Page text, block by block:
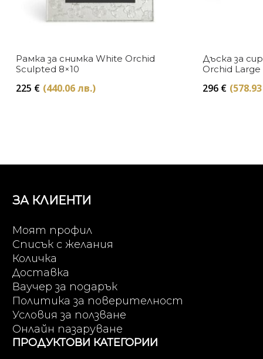
Рамка за снимка White Orchid
Sculpted 8×10
225 € (440.06 лв.)
Дъска за
Orchid
296 €
ЗА КЛИЕНТИ
Моят профил
Списък с желания
Количка
Доставка
Ваучер за подарък
Политика за поверителност
Условия за ползване
Онлайн пазаруване
ПРОДУКТОВИ КАТЕГОРИИ